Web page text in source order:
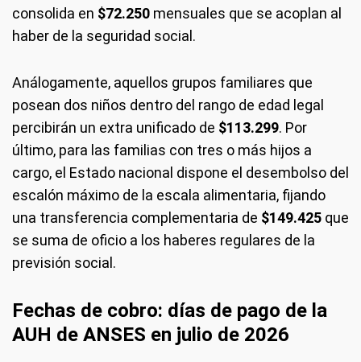
consolida en $72.250 mensuales que se acoplan al
haber de la seguridad social.
Análogamente, aquellos grupos familiares que
posean dos niños dentro del rango de edad legal
percibirán un extra unificado de $113.299. Por
último, para las familias con tres o más hijos a
cargo, el Estado nacional dispone el desembolso del
escalón máximo de la escala alimentaria, fijando
una transferencia complementaria de $149.425 que
se suma de oficio a los haberes regulares de la
previsión social.
Fechas de cobro: días de pago de la
AUH de ANSES en julio de 2026